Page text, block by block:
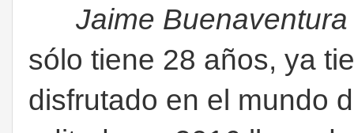
Jaime Buenaventura
sólo tiene 28 años, ya
disfrutado en el mundo